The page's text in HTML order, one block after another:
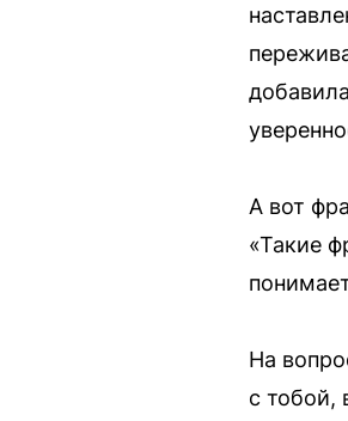
А вот
«Такие
На
с тобой,